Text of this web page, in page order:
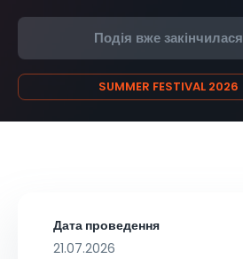
Подія вже закінчилася
SUMMER FESTIVAL 2026
Дата проведення
21.07.2026